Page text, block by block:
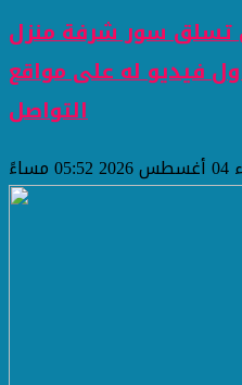
سور شرفة منزل
فيديو له على مواقع
التواصل